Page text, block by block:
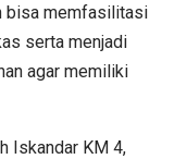
bisa memfasilitasi
serta menjadi
agar memiliki
Iskandar KM 4,